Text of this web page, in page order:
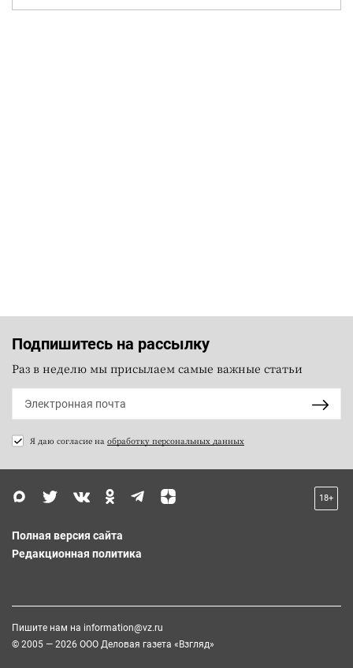
Подпишитесь на рассылку
Раз в неделю мы присылаем самые важные статьи
Я даю согласие на обработку персональных данных
18+
Полная версия сайта
Редакционная политика
Пишите нам на information@vz.ru
© 2005 — 2026 ООО Деловая газета «Взгляд»